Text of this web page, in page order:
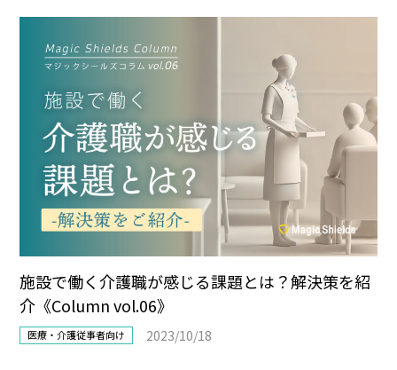
施設で働く介護職が感じる課題とは？解決策を紹
介《Column vol.06》
医療・介護従事者向け 2023/10/18